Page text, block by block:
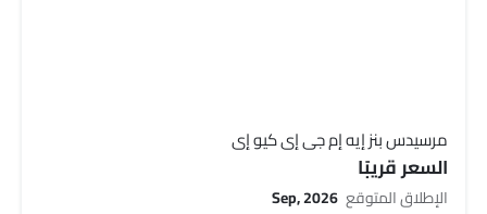
مرسيدس بنز إيه إم جي إي كيو إي
السعر قريبًا
الإطلاق المتوقع Sep, 2026